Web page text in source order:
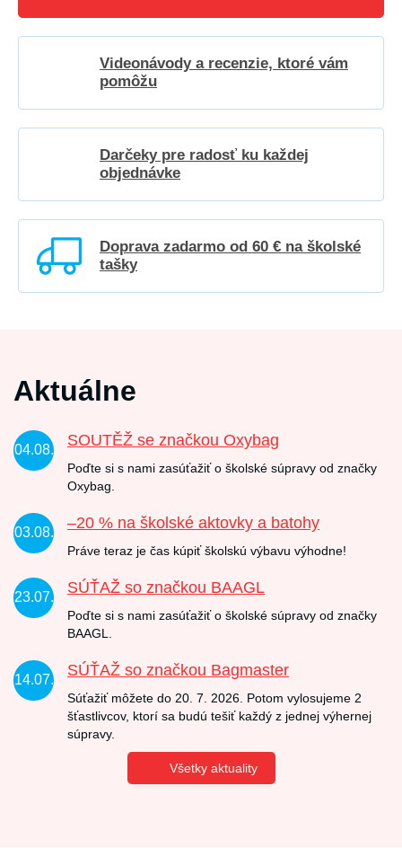
Videonávody a recenzie, ktoré vám
pomôžu
Darčeky pre radosť ku každej
objednávke
Doprava zadarmo od 60 € na školské
tašky
Aktuálne
04.08.
SOUTĚŽ se značkou Oxybag
Poďte si s nami zasúťažiť o školské súpravy od značky
Oxybag.
03.08.
–20 % na školské aktovky a batohy
Práve teraz je čas kúpiť školskú výbavu výhodne!
23.07.
SÚŤAŽ so značkou BAAGL
Poďte si s nami zasúťažiť o školské súpravy od značky
BAAGL.
14.07.
SÚŤAŽ so značkou Bagmaster
Súťažiť môžete do 20. 7. 2026. Potom vylosujeme 2
šťastlivcov, ktorí sa budú tešiť každý z jednej výhernej
súpravy.
Všetky aktuality